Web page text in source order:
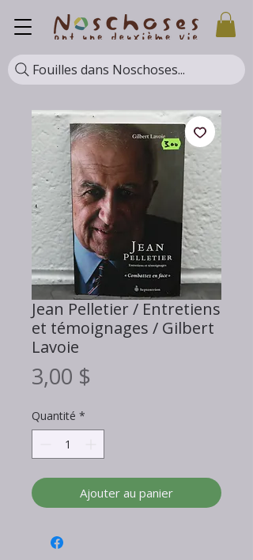
Fouilles dans Noschoses...
Jean Pelletier / Entretiens
et témoignages / Gilbert
Lavoie
3,00 $
Quantité *
Ajouter au panier